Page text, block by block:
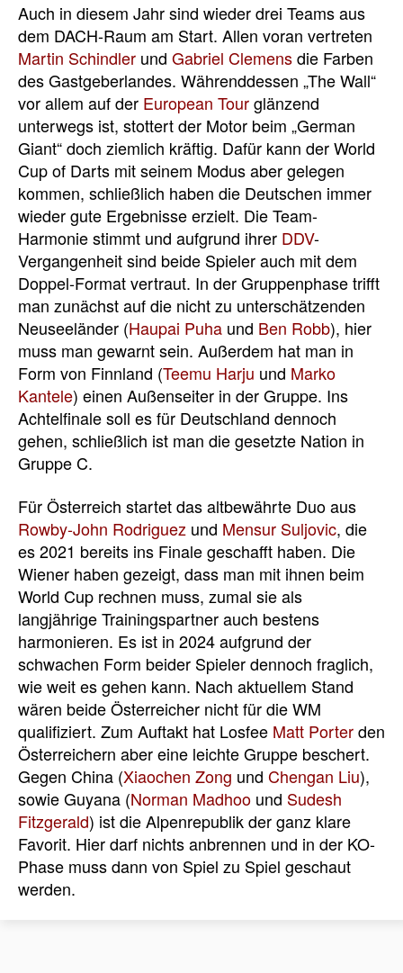
Auch in diesem Jahr sind wieder drei Teams aus
dem DACH-Raum am Start. Allen voran vertreten
Martin Schindler und Gabriel Clemensdie Farben
des Gastgeberlandes. Währenddessen „The Wall“
vor allem auf der European Tourglänzend
unterwegs ist, stottert der Motor beim „German
Giant“ doch ziemlich kräftig. Dafür kann der World
Cup of Darts mit seinem Modus aber gelegen
kommen, schließlich haben die Deutschen immer
wieder gute Ergebnisse erzielt. Die Team-
Harmonie stimmt und aufgrund ihrer DDV-
Vergangenheit sind beide Spieler auch mit dem
Doppel-Format vertraut. In der Gruppenphase trifft
man zunächst auf die nicht zu unterschätzenden
Neuseeländer (Haupai Puha und Ben Robb), hier
muss man gewarnt sein. Außerdem hat man in
Form von Finnland (Teemu Harju und Marko
Kantele) einen Außenseiter in der Gruppe. Ins
Achtelfinale soll es für Deutschland dennoch
gehen, schließlich ist man die gesetzte Nation in
Gruppe C.
Für Österreich startet das altbewährte Duo aus
Rowby-John Rodriguez und Mensur Suljovic, die
es 2021 bereits ins Finale geschafft haben. Die
Wiener haben gezeigt, dass man mit ihnen beim
World Cup rechnen muss, zumal sie als
langjährige Trainingspartner auch bestens
harmonieren. Es ist in 2024 aufgrund der
schwachen Form beider Spieler dennoch fraglich,
wie weit es gehen kann. Nach aktuellem Stand
wären beide Österreicher nicht für die WM
qualifiziert. Zum Auftakt hat Losfee Matt Porterden
Österreichern aber eine leichte Gruppe beschert.
Gegen China (Xiaochen Zong und Chengan Liu),
sowie Guyana (Norman Madhoo und Sudesh
Fitzgerald) ist die Alpenrepublik der ganz klare
Favorit. Hier darf nichts anbrennen und in der KO-
Phase muss dann von Spiel zu Spiel geschaut
werden.